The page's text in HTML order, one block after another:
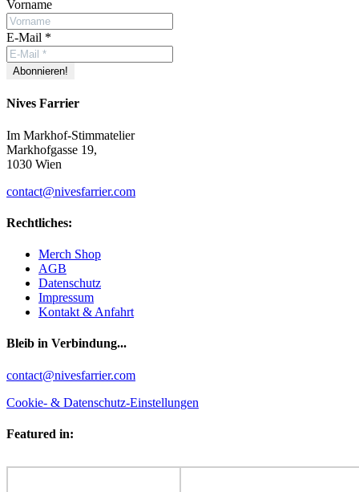
Vorname
E-Mail *
Nives Farrier
Im Markhof-Stimmatelier
Markhofgasse 19,
1030 Wien
contact@nivesfarrier.com
Rechtliches:
Merch Shop
AGB
Datenschutz
Impressum
Kontakt & Anfahrt
Bleib in Verbindung...
Facebook
YouTube
Instagram
contact@nivesfarrier.com
Cookie- & Datenschutz-Einstellungen
Featured in: